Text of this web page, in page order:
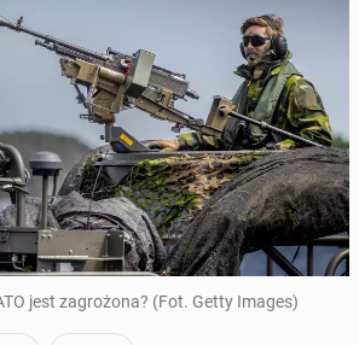
jest zagrożona? (Fot. Getty Images)